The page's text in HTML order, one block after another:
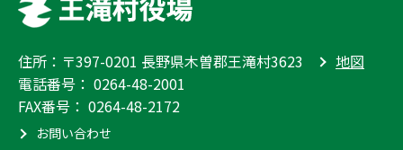
住所：〒397-0201 長野県木曽郡王滝村3623
地図
電話番号： 0264-48-2001
FAX番号： 0264-48-2172
お問い合わせ